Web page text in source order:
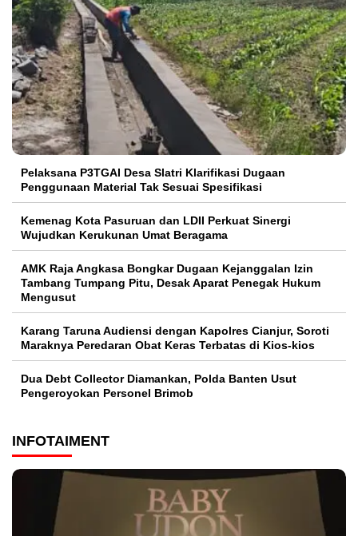
Pelaksana P3TGAI Desa Slatri Klarifikasi Dugaan
Penggunaan Material Tak Sesuai Spesifikasi
Kemenag Kota Pasuruan dan LDII Perkuat Sinergi
Wujudkan Kerukunan Umat Beragama
AMK Raja Angkasa Bongkar Dugaan Kejanggalan Izin
Tambang Tumpang Pitu, Desak Aparat Penegak Hukum
Mengusut
Karang Taruna Audiensi dengan Kapolres Cianjur, Soroti
Maraknya Peredaran Obat Keras Terbatas di Kios-kios
Dua Debt Collector Diamankan, Polda Banten Usut
Pengeroyokan Personel Brimob
INFOTAIMENT